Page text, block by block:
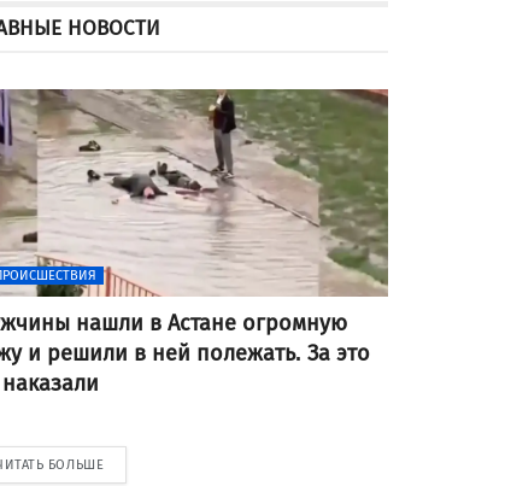
НОВОСТИ
нашли в Астане огромную
и решили в ней полежать. За это
БОЛЬШЕ